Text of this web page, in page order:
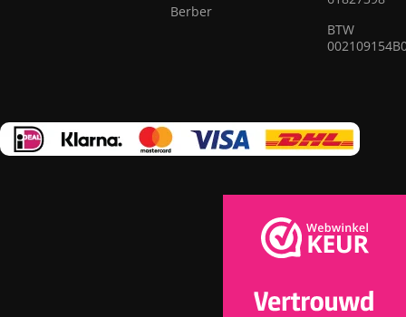
de beste modellen geselecteerd van moderne vakmensen
die erin geslaagd zijn om elegantie, kwaliteit en praktisch
nut op ingenieuze wijze te combineren in elk vloerkleed.
Berber
BTW